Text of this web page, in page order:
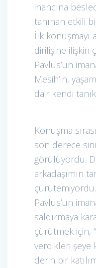
inancına
tanınan etkili
İlk konuşmayı
dirilişine ilişkin
Pavlus’un
Mesih’in,
dair kendi
Konuşma
son derece
görülüyordu.
arkadaşımın
Pavlus’un
saldırmaya
çürütmek için,
verdikleri şeye
derin bir